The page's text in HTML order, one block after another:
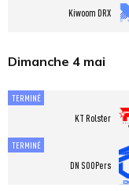
Kiwoom DRX
Dimanche 4 mai
TERMINÉ
KT Rolster
TERMINÉ
DN SOOPers